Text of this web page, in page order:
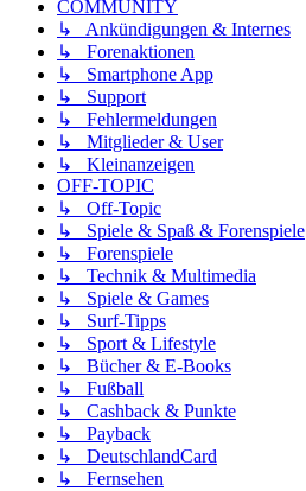
COMMUNITY
↳ Ankündigungen & Internes
↳ Forenaktionen
↳ Smartphone App
↳ Support
↳ Fehlermeldungen
↳ Mitglieder & User
↳ Kleinanzeigen
OFF-TOPIC
↳ Off-Topic
↳ Spiele & Spaß & Forenspiele
↳ Forenspiele
↳ Technik & Multimedia
↳ Spiele & Games
↳ Surf-Tipps
↳ Sport & Lifestyle
↳ Bücher & E-Books
↳ Fußball
↳ Cashback & Punkte
↳ Payback
↳ DeutschlandCard
↳ Fernsehen